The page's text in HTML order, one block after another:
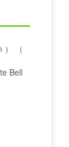
） （
Bell